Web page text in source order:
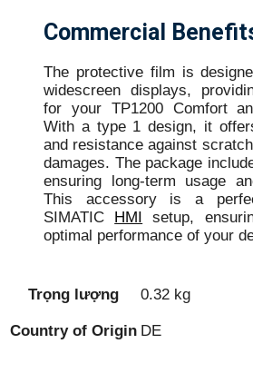
Commercial
The protective film is
widescreen displays,
for your TP1200 Comfort
With a type 1 design, it
and resistance against
damages. The package
ensuring long-term usage
This accessory is a
SIMATIC
HMI
setup,
optimal performance of your
Trọng lượng 0.32 kg
Country of Origin DE